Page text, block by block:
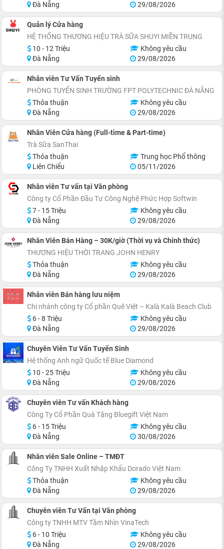
Đà Nẵng
29/08/2026
Quản lý Cửa hàng
HỆ THỐNG THƯƠNG HIỆU TRÀ SỮA SHUYI MIỀN TRUNG
10 - 12 Triệu
Không yêu cầu
Đà Nẵng
29/08/2026
Nhân viên Tư Vấn Tuyển sinh
PHÒNG TUYỂN SINH TRƯỜNG FPT POLYTECHNIC ĐÀ NẴNG
Thỏa thuận
Không yêu cầu
Đà Nẵng
29/08/2026
Nhân Viên Cửa hàng (Full-time & Part-time)
Trà Sữa SanThai
Thỏa thuận
Trung học Phổ thông
Liên Chiểu
05/11/2026
Nhân viên Tư vấn tại Văn phòng
Công ty Cổ Phần Đầu Tư Công Nghệ Phức Hợp Softwin
7 - 15 Triệu
Không yêu cầu
Đà Nẵng
29/08/2026
Nhân Viên Bán Hàng – 30K/giờ (Thời vụ và Chính thức)
THƯƠNG HIỆU THỜI TRANG JOHN HENRY
Thỏa thuận
Không yêu cầu
Đà Nẵng
29/08/2026
Nhân viên Bán hàng lưu niệm
Chi nhánh công ty Cổ phần Quê Việt – Kalà Kalà Beach Club
6 - 8 Triệu
Không yêu cầu
Đà Nẵng
29/08/2026
Chuyên Viên Tư Vấn Tuyển Sinh
Hệ thống Anh ngữ Quốc tế Blue Diamond
10 - 25 Triệu
Không yêu cầu
Đà Nẵng
29/08/2026
Chuyên viên Tư vấn Khách hàng
Công Ty Cổ Phần Quà Tặng Bluegift Việt Nam
6 - 15 Triệu
Không yêu cầu
Đà Nẵng
30/08/2026
Nhân viên Sale Online – TMĐT
Công Ty TNHH Xuất Nhập Khẩu Dorado Việt Nam
Thỏa thuận
Không yêu cầu
Đà Nẵng
29/08/2026
Chuyên viên Tư Vấn tại Văn phòng
Công ty TNHH MTV Tầm Nhìn VinaTech
6 - 10 Triệu
Không yêu cầu
Đà Nẵng
29/08/2026